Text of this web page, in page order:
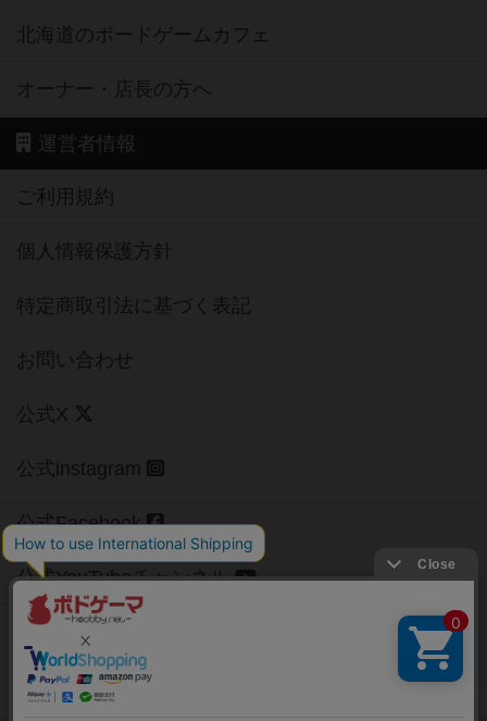
北海道のボードゲームカフェ
オーナー・店長の方へ
運営者情報
ご利用規約
個人情報保護方針
特定商取引法に基づく表記
お問い合わせ
公式X
公式instagram
公式Facebook
公式YouTubeチャンネル